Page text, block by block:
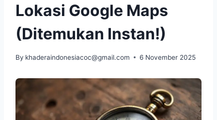
Lokasi Google Maps
(Ditemukan Instan!)
By khaderaindonesiacoc@gmail.com 6 November 2025